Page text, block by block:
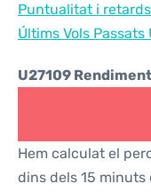
Puntualitat i retards
Últims Vols Passats
U27109
Hem calculat el
dins dels 15 minuts